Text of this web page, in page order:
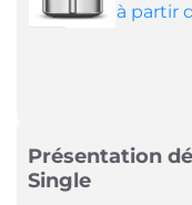
à partir
Présentation
Single